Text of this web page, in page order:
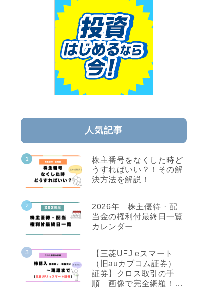
人気記事
株主番号をなくした時ど
うすればいい？！その解
決方法を解説！
2026年 株主優待・配
当金の権利付最終日一覧
カレンダー
【三菱UFJ eスマート
（旧auカブコム証券）
証券】クロス取引の手
順 画像で完全網羅！～